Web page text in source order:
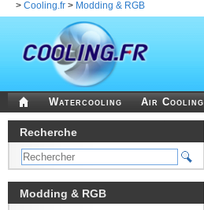
> Cooling.fr > Modding & RGB
Watercooling Air Cooling
Recherche
Modding & RGB